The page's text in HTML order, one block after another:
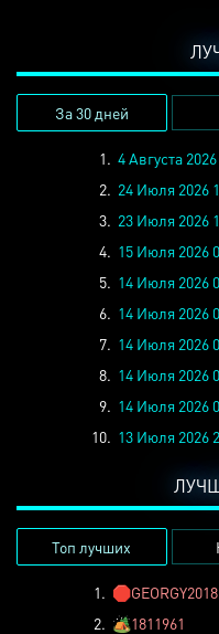
За 30 дней
1. 4 Августа
2. 24 Июля 2026
3. 23 Июля 2026
4. 15 Июля 2026
5. 14 Июля 2026
6. 14 Июля 2026
7. 14 Июля 2026
8. 14 Июля 2026
9. 14 Июля 2026
10. 13 Июля 2026
Топ лучших
1. 🛑GEORGY2018
2. 🏕️1811961